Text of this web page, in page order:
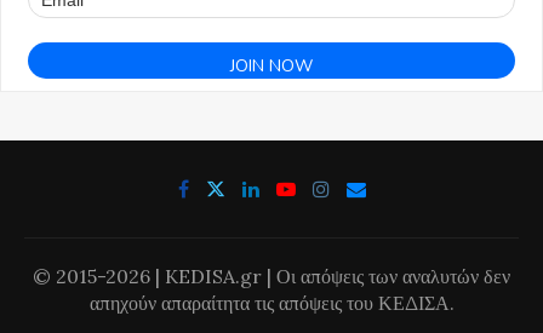
© 2015-2026 | KEDISA.gr | Οι απόψεις των αναλυτών δεν
απηχούν απαραίτητα τις απόψεις του ΚΕΔΙΣΑ.